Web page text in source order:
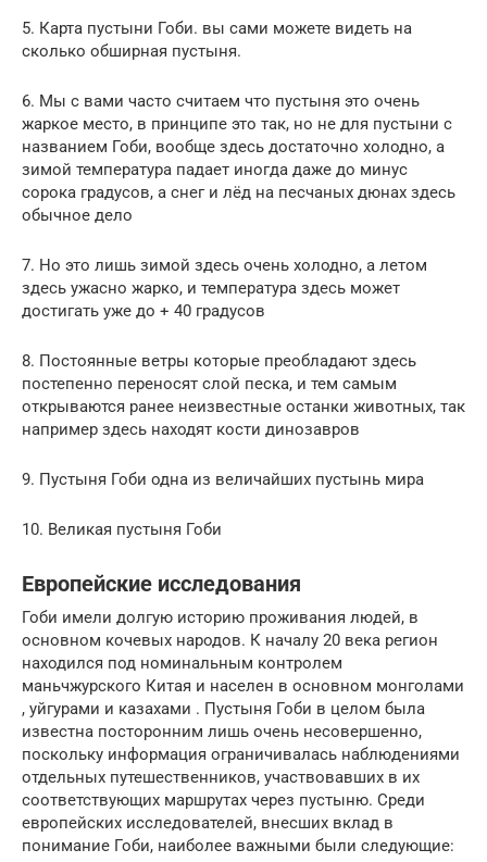
5. Карта пустыни Гоби. вы сами можете видеть на
сколько обширная пустыня.
6. Мы с вами часто считаем что пустыня это очень
жаркое место, в принципе это так, но не для пустыни с
названием Гоби, вообще здесь достаточно холодно, а
зимой температура падает иногда даже до минус
сорока градусов, а снег и лёд на песчаных дюнах здесь
обычное дело
7. Но это лишь зимой здесь очень холодно, а летом
здесь ужасно жарко, и температура здесь может
достигать уже до + 40 градусов
8. Постоянные ветры которые преобладают здесь
постепенно переносят слой песка, и тем самым
открываются ранее неизвестные останки животных, так
например здесь находят кости динозавров
9. Пустыня Гоби одна из величайших пустынь мира
10. Великая пустыня Гоби
Европейские исследования
Гоби имели долгую историю проживания людей, в
основном кочевых народов. К началу 20 века регион
находился под номинальным контролем
маньчжурского Китая и населен в основном монголами
, уйгурами и казахами . Пустыня Гоби в целом была
известна посторонним лишь очень несовершенно,
поскольку информация ограничивалась наблюдениями
отдельных путешественников, участвовавших в их
соответствующих маршрутах через пустыню. Среди
европейских исследователей, внесших вклад в
понимание Гоби, наиболее важными были следующие: